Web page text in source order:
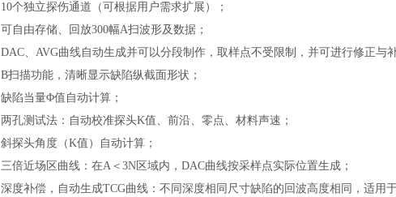
10个独立探伤通道（可根据用户需求扩展）；
可自由存储、回放300幅A扫波形及数据；
DAC、AVG曲线自动生成并可以分段制作，取样点不受限制，并可进行修正与
B扫描功能，清晰显示缺陷纵截面形状；
缺陷当量Φ值自动计算；
两孔测试法：自动校准探头K值、前沿、零点、材料声速；
斜探头角度（K值）自动计算；
三倍近场区曲线：在A＜3N区域内，DAC曲线按采样点实际位置生成；
深度补偿，自动生成TCG曲线：不同深度相同尺寸缺陷的回波高度相同，适用